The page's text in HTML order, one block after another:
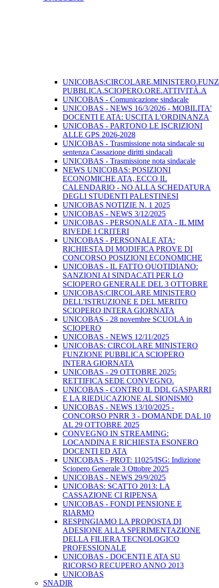
PUBBLICA.SCIOPERO.ORE.ATTIVITÀ.A
UNICOBAS - Comunicazione sindacale
UNICOBAS - NEWS 16/3/2026 - MOBILITA'
DOCENTI E ATA: USCITA L'ORDINANZA
UNICOBAS - PARTONO LE ISCRIZIONI
ALLE GPS 2026-2028
UNICOBAS - Trasmissione nota sindacale su
sentenza Cassazione diritti sindacali
UNICOBAS - Trasmissione nota sindacale
NEWS UNICOBAS: POSIZIONI
ECONOMICHE ATA, ECCO IL
CALENDARIO - NO ALLA SCHEDATURA
DEGLI STUDENTI PALESTINESI
UNICOBAS NOTIZIE N. 1 2025
UNICOBAS - NEWS 3/12/2025
UNICOBAS - PERSONALE ATA - IL MIM
RIVEDE I CRITERI
UNICOBAS - PERSONALE ATA:
RICHIESTA DI MODIFICA PROVE DI
CONCORSO POSIZIONI ECONOMICHE
UNICOBAS - IL FATTO QUOTIDIANO:
SANZIONI AI SINDACATI PER LO
SCIOPERO GENERALE DEL 3 OTTOBRE
UNICOBAS:CIRCOLARE MINISTERO
DELL'ISTRUZIONE E DEL MERITO
SCIOPERO INTERA GIORNATA
UNICOBAS - 28 novembre SCUOLA in
SCIOPERO
UNICOBAS - NEWS 12/11/2025
UNICOBAS: CIRCOLARE MINISTERO
FUNZIONE PUBBLICA SCIOPERO
INTERA GIORNATA
UNICOBAS - 29 OTTOBRE 2025:
RETTIFICA SEDE CONVEGNO.
UNICOBAS - CONTRO IL DDL GASPARRI
E LA RIEDUCAZIONE AL SIONISMO
UNICOBAS - NEWS 13/10/2025 -
CONCORSO PNRR 3 - DOMANDE DAL 10
AL 29 OTTOBRE 2025
CONVEGNO IN STREAMING:
LOCANDINA E RICHIESTA ESONERO
DOCENTI ED ATA
UNICOBAS - PROT: 11025/ISG: Indizione
Sciopero Generale 3 Ottobre 2025
UNICOBAS - NEWS 29/9/2025
UNICOBAS: SCATTO 2013: LA
CASSAZIONE CI RIPENSA
UNICOBAS - FONDI PENSIONE E
RIARMO
RESPINGIAMO LA PROPOSTA DI
ADESIONE ALLA SPERIMENTAZIONE
DELLA FILIERA TECNOLOGICO
PROFESSIONALE
UNICOBAS - DOCENTI E ATA SU
RICORSO RECUPERO ANNO 2013
UNICOBAS
SNADIR